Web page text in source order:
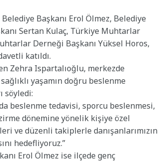
Başkanı Erol Ölmez, Belediye
Sertan Kulaç, Türkiye Muhtarlar
Derneği Başkanı Yüksel Horos,
katıldı.
Zehra Ispartalıoğlu, merkezde
yaşamın doğru beslenme
söyledi:
beslenme tedavisi, sporcu beslenmesi,
dönemine yönelik kişiye özel
ve düzenli takiplerle danışanlarımızın
hedefliyoruz.”
Erol Ölmez ise ilçede genç